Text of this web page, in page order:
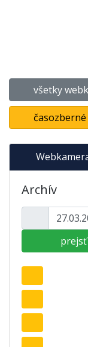
všetky
Archív
prejsť